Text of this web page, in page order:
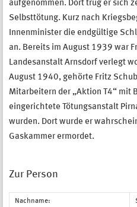
aufgenommen. Dort trug er sich
Selbsttötung. Kurz nach
Innenminister die endgültige
an. Bereits im August 1939 war
Landesanstalt Arnsdorf verlegt
August 1940, gehörte Fritz
Mitarbeitern der „Aktion T4“ mit
eingerichtete Tötungsanstalt
wurden. Dort wurde er
Gaskammer ermordet.
Zur Person
Nachname: